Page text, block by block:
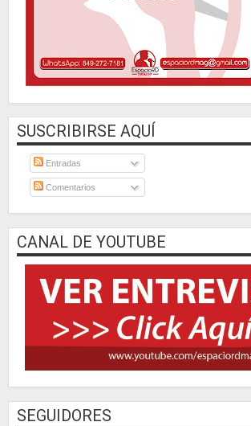
SUSCRIBIRSE AQUÍ
Entradas
Comentarios
CANAL DE YOUTUBE
SEGUIDORES